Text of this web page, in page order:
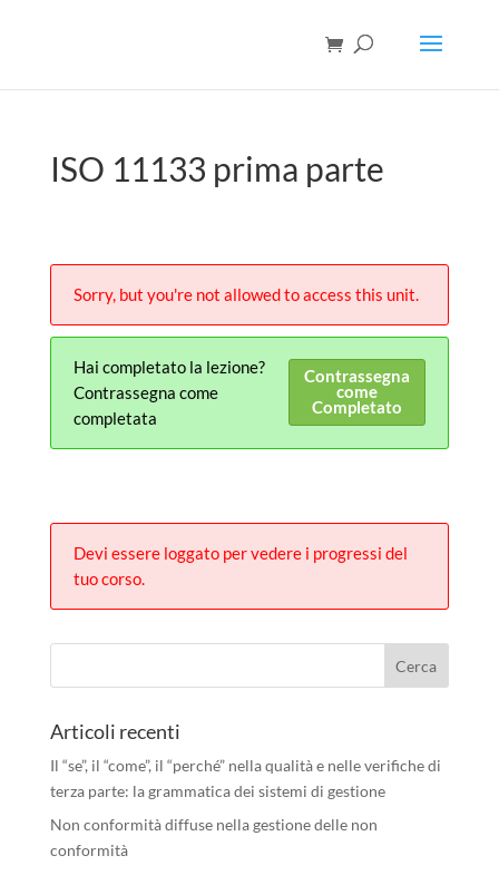
ISO 11133 prima parte
Sorry, but you're not allowed to access this unit.
Hai completato la lezione?
Contrassegna come
completata
Contrassegna
come
Completato
Devi essere loggato per vedere i progressi del
tuo corso.
Articoli recenti
Il “se”, il “come”, il “perché” nella qualità e nelle verifiche di
terza parte: la grammatica dei sistemi di gestione
Non conformità diffuse nella gestione delle non
conformità